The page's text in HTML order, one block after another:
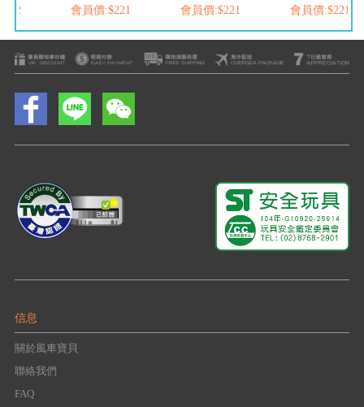
會員價:$221
會員價:$221
會員價:$221
信息
關於風車寶貝
聯絡我們
FAQ